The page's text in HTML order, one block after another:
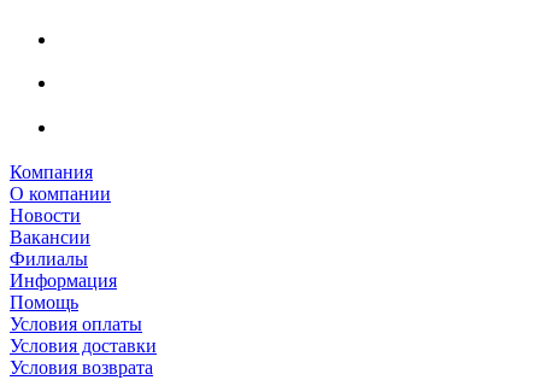
Компания
О компании
Новости
Вакансии
Филиалы
Информация
Помощь
Условия оплаты
Условия доставки
Условия возврата